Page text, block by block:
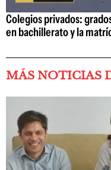
Colegios privados:
en bachillerato y la
MÁS NOTICIAS